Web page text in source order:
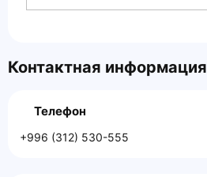
Контактная информация
Телефон
+996 (312) 530-555